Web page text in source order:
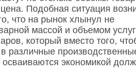
цена. Подобная ситуация
что на рынок хлынул не
массой и объемом услуг
который вместо того,
в различные
осваиваются экономикой